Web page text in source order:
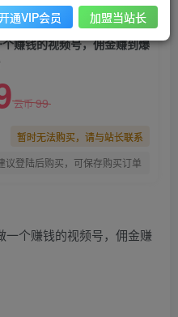
赚钱的视频号，佣金赚到爆
云币99
暂时无法购买，请与站长联系
议登陆后购买，可保存购买订单
通VIP会员 加盟当站长